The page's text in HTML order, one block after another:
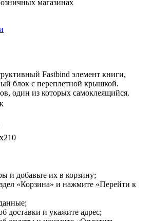
магазинах
Fastbind элемент книги,
блок с переплетной крышкой.
один из которых самоклеящийся.
и добавьте их в корзину;
«Корзина» и нажмите «Перейти к
доставки и укажите адрес;